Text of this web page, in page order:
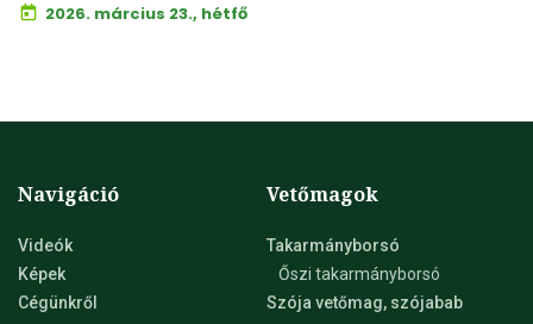
2026. március 23., hétfő
Navigáció
Videók
Képek
Cégünkről
Vetőmagok
Takarmányborsó
Őszi takarmányborsó
Szója vetőmag, szójabab